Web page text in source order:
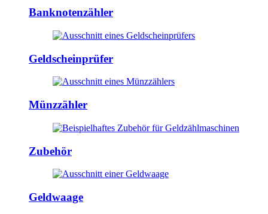
Banknotenzähler
Geldscheinprüfer
Münzzähler
Zubehör
Geldwaage